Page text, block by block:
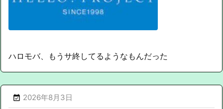
ハロモバ、もうサ終してるようなもんだった
 2026年8月3日